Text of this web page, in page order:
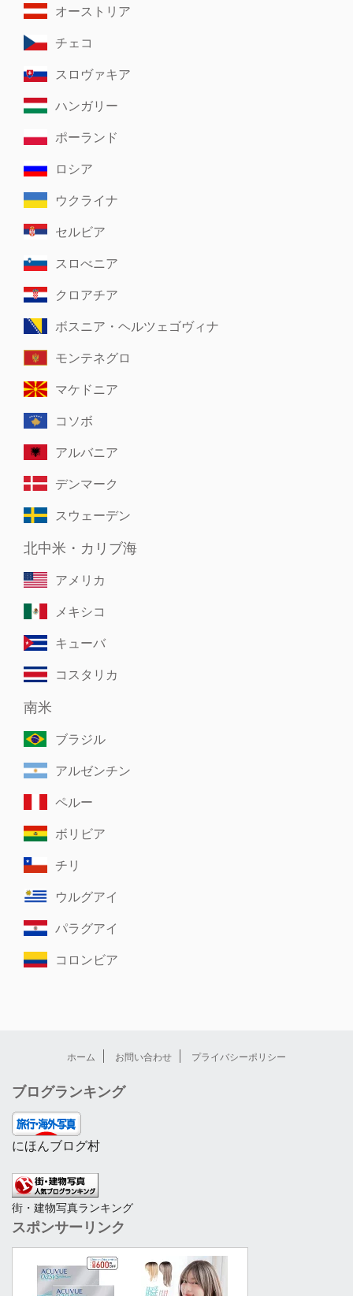
オーストリア
チェコ
スロヴァキア
ハンガリー
ポーランド
ロシア
ウクライナ
セルビア
スロべニア
クロアチア
ボスニア・ヘルツェゴヴィナ
モンテネグロ
マケドニア
コソボ
アルバニア
デンマーク
スウェーデン
北中米・カリブ海
アメリカ
メキシコ
キューバ
コスタリカ
南米
ブラジル
アルゼンチン
ペルー
ボリビア
チリ
ウルグアイ
パラグアイ
コロンビア
ホーム お問い合わせ プライバシーポリシー
ブログランキング
にほんブログ村
街・建物写真ランキング
スポンサーリンク